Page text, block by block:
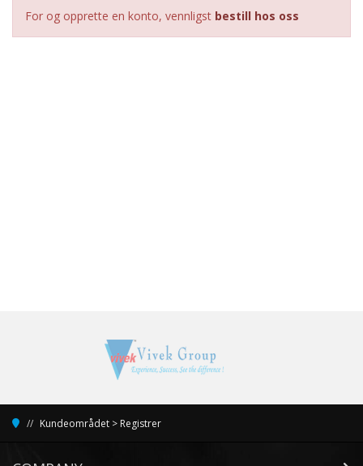
For og opprette en konto, vennligst bestill hos oss
Kundeområdet > Registrer